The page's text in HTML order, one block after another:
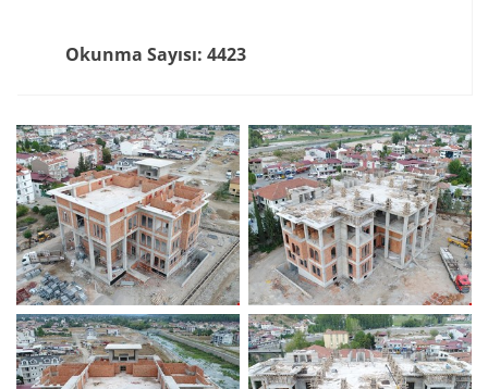
Okunma Sayısı: 4423